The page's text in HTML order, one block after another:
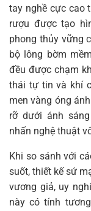
tay nghề cực cao
rượu được tạo
phong thủy vững
bộ lông bờm
đều được chạm
thái tự tin và khí
men vàng óng
rỡ dưới ánh
nhấn nghệ thuật
Khi so sánh với
suốt, thiết kế sứ
vương giả, uy
này có tính